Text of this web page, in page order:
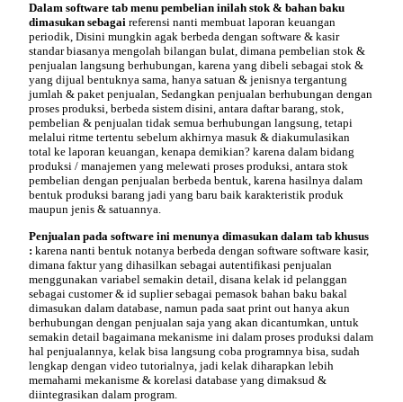
Dalam software tab menu pembelian inilah stok & bahan baku
dimasukan sebagai referensi nanti membuat laporan keuangan
periodik, Disini mungkin agak berbeda dengan software & kasir
standar biasanya mengolah bilangan bulat, dimana pembelian stok &
penjualan langsung berhubungan, karena yang dibeli sebagai stok &
yang dijual bentuknya sama, hanya satuan & jenisnya tergantung
jumlah & paket penjualan, Sedangkan penjualan berhubungan dengan
proses produksi, berbeda sistem disini, antara daftar barang, stok,
pembelian & penjualan tidak semua berhubungan langsung, tetapi
melalui ritme tertentu sebelum akhirnya masuk & diakumulasikan
total ke laporan keuangan, kenapa demikian? karena dalam bidang
produksi / manajemen yang melewati proses produksi, antara stok
pembelian dengan penjualan berbeda bentuk, karena hasilnya dalam
bentuk produksi barang jadi yang baru baik karakteristik produk
maupun jenis & satuannya.
Penjualan pada software ini menunya dimasukan dalam tab khusus
: karena nanti bentuk notanya berbeda dengan software software kasir,
dimana faktur yang dihasilkan sebagai autentifikasi penjualan
menggunakan variabel semakin detail, disana kelak id pelanggan
sebagai customer & id suplier sebagai pemasok bahan baku bakal
dimasukan dalam database, namun pada saat print out hanya akun
berhubungan dengan penjualan saja yang akan dicantumkan, untuk
semakin detail bagaimana mekanisme ini dalam proses produksi dalam
hal penjualannya, kelak bisa langsung coba programnya bisa, sudah
lengkap dengan video tutorialnya, jadi kelak diharapkan lebih
memahami mekanisme & korelasi database yang dimaksud &
diintegrasikan dalam program.